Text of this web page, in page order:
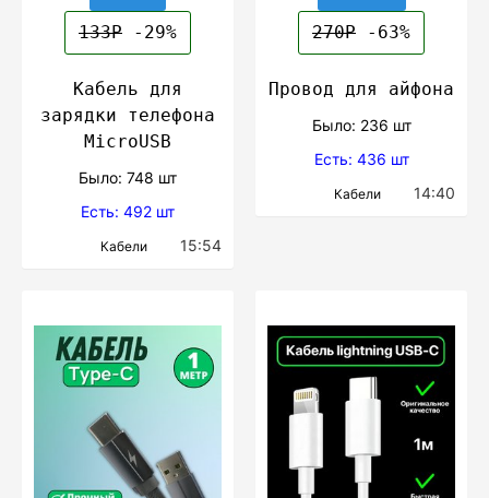
133Р -29%
Кабель для
зарядки телефона
MicroUSB
Было: 748 шт
Есть: 492 шт
Кабели 15:54
270Р -63%
Провод для айфона
Было: 236 шт
Есть: 436 шт
Кабели 14:40